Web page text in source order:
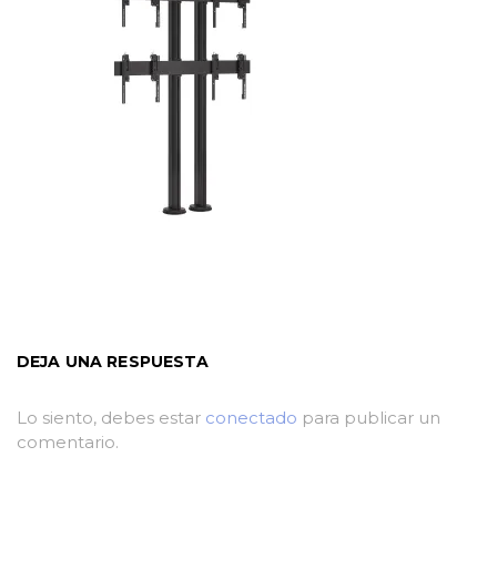
DEJA UNA RESPUESTA
Lo siento, debes estar conectado para publicar un
comentario.